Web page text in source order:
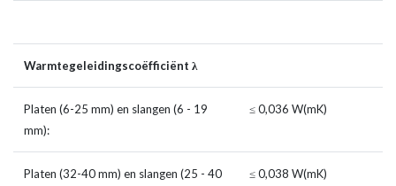
Warmtegeleidingscoëfficiënt λ
Platen (6-25 mm) en slangen (6 - 19
mm):
≤ 0,036 W(mK)
Platen (32-40 mm) en slangen (25 - 40
≤ 0,038 W(mK)